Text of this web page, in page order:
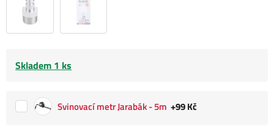
Skladem 1 ks
Svinovací metr Jarabák - 5m +99 Kč